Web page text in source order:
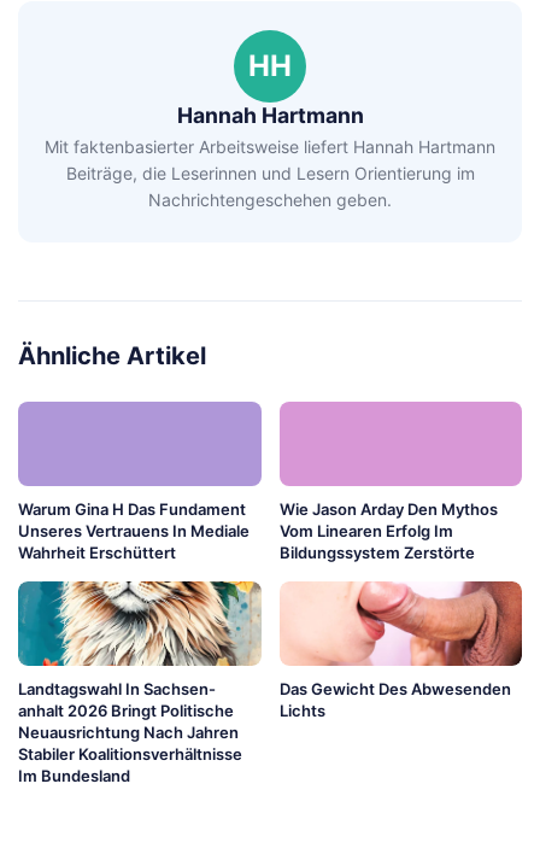
HH
Hannah Hartmann
Mit faktenbasierter Arbeitsweise liefert Hannah Hartmann
Beiträge, die Leserinnen und Lesern Orientierung im
Nachrichtengeschehen geben.
Ähnliche Artikel
Warum Gina H Das Fundament
Unseres Vertrauens In Mediale
Wahrheit Erschüttert
Wie Jason Arday Den Mythos
Vom Linearen Erfolg Im
Bildungssystem Zerstörte
Landtagswahl In Sachsen-
anhalt 2026 Bringt Politische
Neuausrichtung Nach Jahren
Stabiler Koalitionsverhältnisse
Im Bundesland
Das Gewicht Des Abwesenden
Lichts